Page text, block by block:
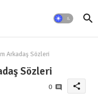
Arkadaş Sözleri
Sözleri
0 share